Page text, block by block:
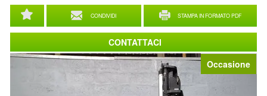
Occasione
CONDIVIDI STAMPA IN FORMATO PDF
CONTATTACI